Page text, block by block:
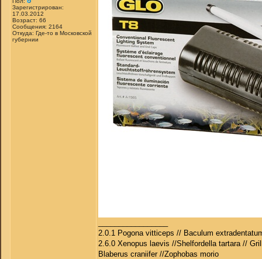
Зарегистрирован:
17.03.2012
Возраст: 66
Сообщения: 2164
Откуда: Где-то в Московской
губернии
2.0.1 Pogona vitticeps // Baculum
2.6.0 Xenopus laevis //Shelfordella tartara //
Blaberus craniifer //Zophobas morio